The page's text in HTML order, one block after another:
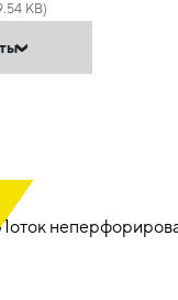
KB)